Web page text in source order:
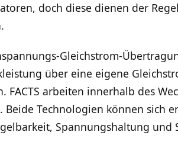
doch diese dienen der
Gleichstrom-
über eine eigene
FACTS arbeiten innerhalb des
Beide Technologien können sich
Spannungshaltung